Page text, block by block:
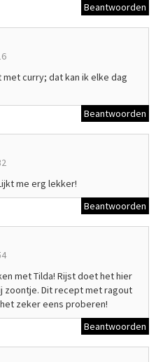
Beantwoorden
curry; dat kan ik elke dag
Beantwoorden
me erg lekker!
Beantwoorden
met Tilda! Rijst doet het hier
zoontje. Dit recept met ragout
zeker eens proberen!
Beantwoorden